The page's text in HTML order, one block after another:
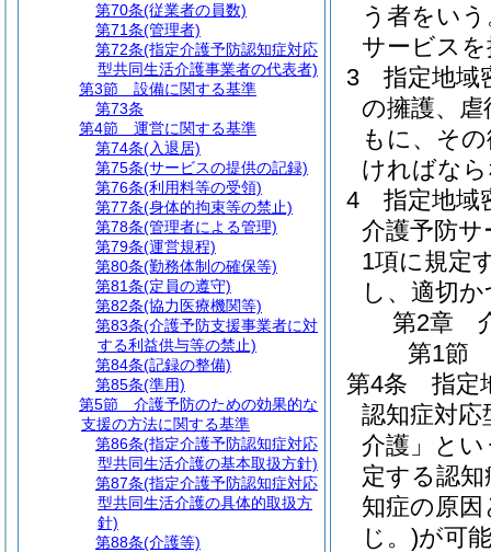
う者をい
サービス
3
指定地域
の擁護、
もに、そ
ければな
4
指定地域
介護予防
1項に規定
し、適切
第2章
第1節
第4条
指定
認知症対応
介護」とい
定する認
知症の原
じ。)が可
第70条(従業者の員数)
第71条(管理者)
第72条(指定介護予防認知症対応
型共同生活介護事業者の代表者)
第3節
設備に関する基準
第73条
第4節
運営に関する基準
第74条(入退居)
第75条(サービスの提供の記録)
第76条(利用料等の受領)
第77条(身体的拘束等の禁止)
第78条(管理者による管理)
第79条(運営規程)
第80条(勤務体制の確保等)
第81条(定員の遵守)
第82条(協力医療機関等)
第83条(介護予防支援事業者に対
する利益供与等の禁止)
第84条(記録の整備)
第85条(準用)
第5節
介護予防のための効果的な
支援の方法に関する基準
第86条(指定介護予防認知症対応
型共同生活介護の基本取扱方針)
第87条(指定介護予防認知症対応
型共同生活介護の具体的取扱方
針)
第88条(介護等)